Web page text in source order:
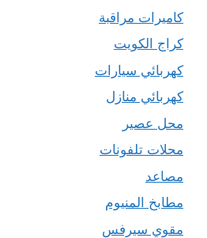
كاميرات مراقبة
كراج الكويت
كهربائي سيارات
كهربائي منازل
محل عصير
محلات تلفونات
مصاعد
مطابخ المنيوم
مقوي سيرفس